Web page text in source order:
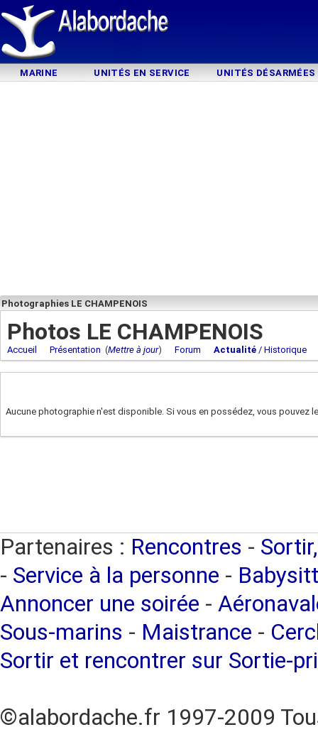
MARINE UNITÉS EN SERVICE UNITÉS DÉSARMÉES
Photographies LE CHAMPENOIS
Photos LE CHAMPENOIS
Accueil Présentation (Mettre à jour) Forum Actualité / Historique
Aucune photographie n'est disponible. Si vous en possédez, vous pouvez
Partenaires : Rencontres -
- Service à la personne -
Annoncer une soirée -
Sous-marins - Maistrance -
Sortir et rencontrer sur Sortie-
©alabordache.fr 1997-2009